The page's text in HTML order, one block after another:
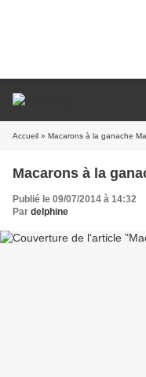
Accueil » Macarons à la ganache
Macarons à la
Publié le 09/07/2014 à 14:32
Par delphine